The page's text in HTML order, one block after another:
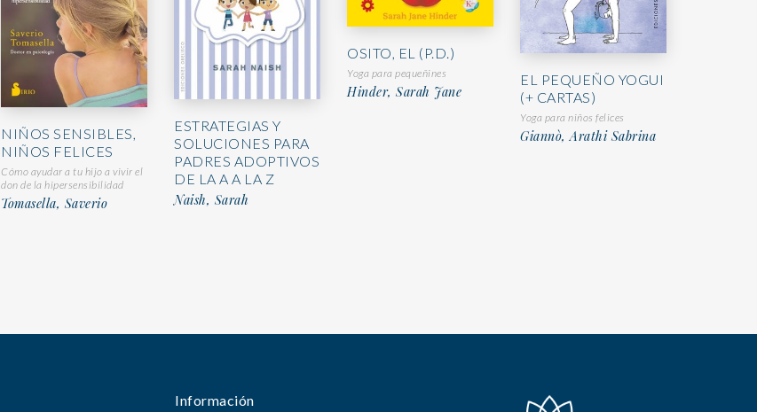
NIÑOS SENSIBLES,
NIÑOS FELICES
Cómo ayudar a tu hijo a vivir el
don de la hipersensibilidad
Tomasella, Saverio
ESTRATEGIAS Y
SOLUCIONES PARA
PADRES ADOPTIVOS
DE LA A A LA Z
Naish, Sarah
OSITO, EL (P.D.)
Yoga para pequeñines
Hinder, Sarah Jane
EL PEQUEÑO YOGUI
(+ CARTAS)
Yoga para niños felices
Giannò, Arathi Sabrina
Información